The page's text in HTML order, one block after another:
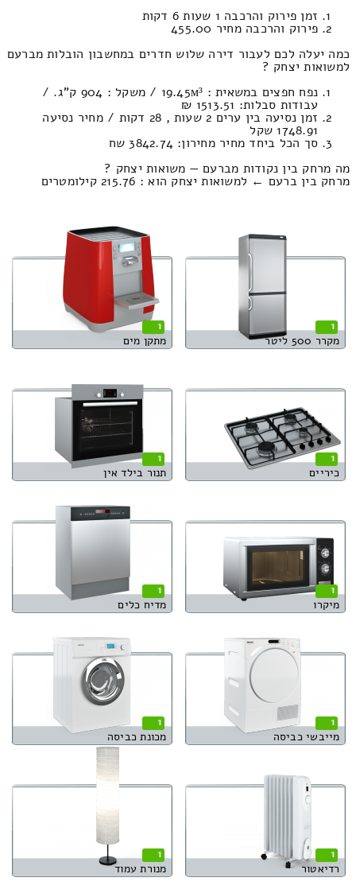
זמן פירוק והרכבה 1 שעות 6 דקות
פירוק והרכבה מחיר 455.00
כמה יעלה לכם לעבור דירה שלוש חדרים במחשבון הובלות מברעם
למשואות יצחק ?
נפח חפצים במשאית : 19.45м³ / משקל : 904 ק”ג. /
עבודות סבלות: 1513.51 ₪
זמן נסיעה בין ערים 2 שעות , 28 דקות / מחיר נסיעה
1748.91 שקל
סך הכל ביחד מחיר מחירון: 3842.74 שח
מה מרחק בין נקודות מברעם — משואות יצחק ?
מרחק בין ברעם ← למשואות יצחק הוא : 215.76 קילומטרים
1
מקרר 500 ליטר
1
מתקן מים
1
כיריים
1
תנור בילד אין
1
מיקרו
1
מדיח כלים
1
מייבשי כביסה
1
מכונת כביסה
1
רדיאטור
1
מנורת עמוד